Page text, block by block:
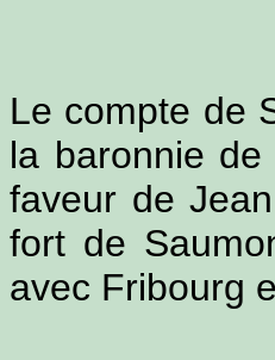
Le compte de
la baronnie
faveur de
fort de
avec Fribourg